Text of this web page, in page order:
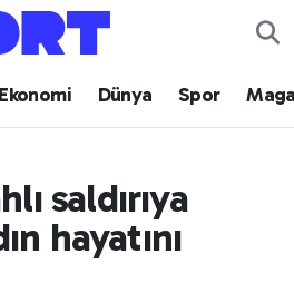
Ekonomi Dünya Spor
saldırıya
hayatını